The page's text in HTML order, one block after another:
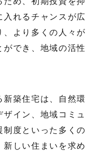
れるチャンスが広
より多くの人々が
でき、地域の活性
築住宅は、自然環
イン、地域コミュ
度といった多くの
しい住まいを求め